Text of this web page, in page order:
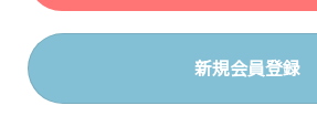
新規会員登録